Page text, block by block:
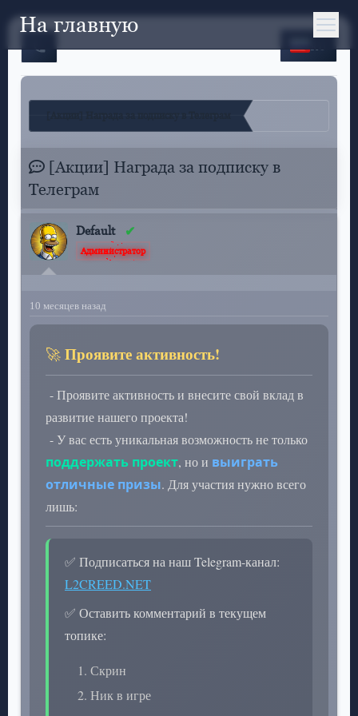
На главную
[Акции] Награда за подписку в
Телеграм
Default
Администратор
10 месяцев назад
🚀 Проявите активность!
- Проявите активность и внесите свой вклад в
развитие нашего проекта!
- У вас есть уникальная возможность не только
поддержать проект, но и выиграть
отличные призы. Для участия нужно всего
лишь:
✅ Подписаться на наш Telegram-канал:
L2CREED.NET
✅ Оставить комментарий в текущем
топике:
Скрин
Ник в игре